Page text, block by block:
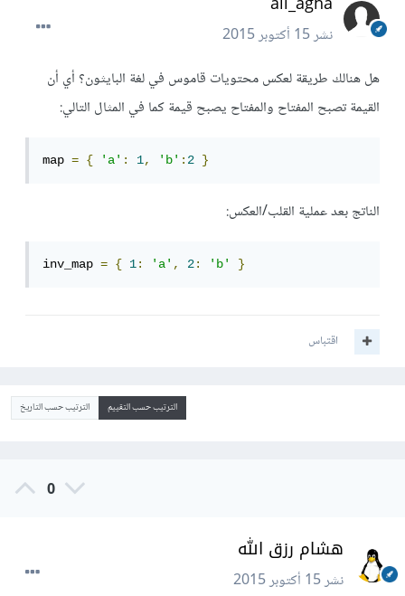
نشر15 أكتوبر 2015
هل هنالك طريقة لعكس محتويات قاموس في لغة البايثون؟ أي أن
القيمة تصبح المفتاح والمفتاح يصبح قيمة كما في المثال التالي:
map = { 'a': 1, 'b':2 }
الناتج بعد عملية القلب/العكس:
inv_map = { 1: 'a', 2: 'b' }
اقتباس
الترتيب حسب التقييم الترتيب حسب التاريخ
0
هشام رزق الله
نشر15 أكتوبر 2015